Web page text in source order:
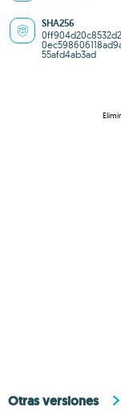
SHA256
55afd4ab3ad
Otras versiones